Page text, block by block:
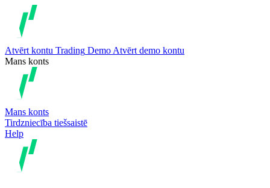
Atvērt kontu Trading Demo Atvērt demo kontu
Mans konts
Mans konts
Tirdzniecība tiešsaistē
Help